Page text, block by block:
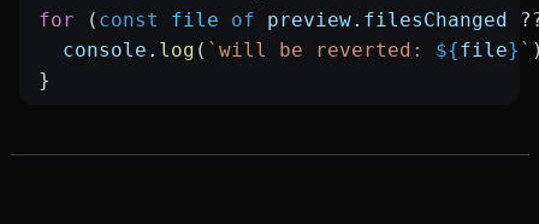
for ( const file of preview. filesChanged
  console
. log ( `will be reverted: ${file} `
}